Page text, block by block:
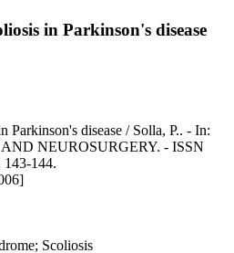
in Parkinson's disease
Parkinson's disease / Solla, P.. - In:
NEUROSURGERY. - ISSN
143-144.
Scoliosis